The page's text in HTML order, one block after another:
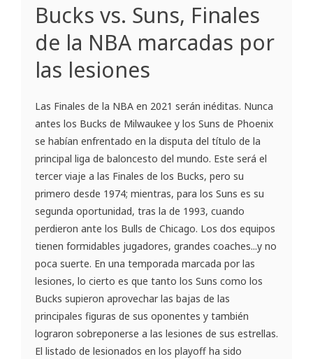
Bucks vs. Suns, Finales
de la NBA marcadas por
las lesiones
Las Finales de la NBA en 2021 serán inéditas. Nunca
antes los Bucks de Milwaukee y los Suns de Phoenix
se habían enfrentado en la disputa del título de la
principal liga de baloncesto del mundo. Este será el
tercer viaje a las Finales de los Bucks, pero su
primero desde 1974; mientras, para los Suns es su
segunda oportunidad, tras la de 1993, cuando
perdieron ante los Bulls de Chicago. Los dos equipos
tienen formidables jugadores, grandes coaches...y no
poca suerte. En una temporada marcada por las
lesiones, lo cierto es que tanto los Suns como los
Bucks supieron aprovechar las bajas de las
principales figuras de sus oponentes y también
lograron sobreponerse a las lesiones de sus estrellas.
El listado de lesionados en los playoff ha sido